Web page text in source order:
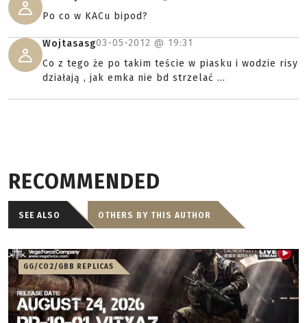
Po co w KACu bipod?
Wojtasasg03-05-2012 @ 19:31
Co z tego że po takim teście w piasku i wodzie risy
działają , jak emka nie bd strzelać ...
RECOMMENDED
SEE ALSO OTHERS BY THIS AUTHOR
GG/CO2/GBB REPLICAS